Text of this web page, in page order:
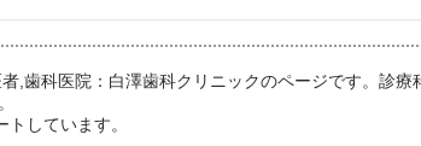
,歯科医院：白澤歯科クリニックのページです。診
しています。